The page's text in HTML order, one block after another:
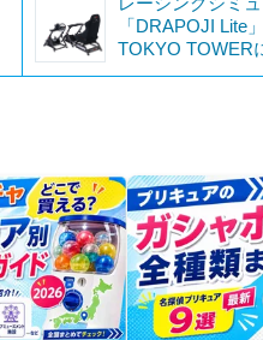
「DRAPOJI Lite
TOKYO TOWER